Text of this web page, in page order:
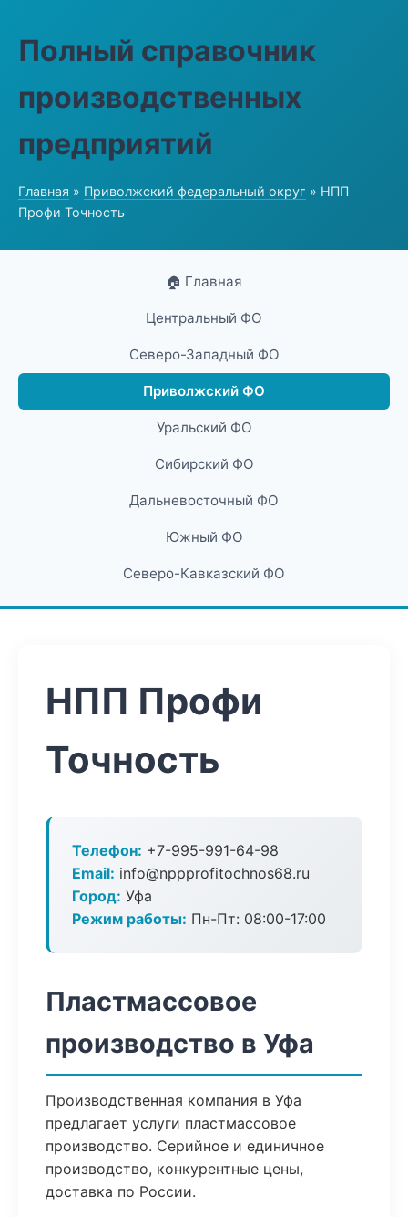
Полный справочник
производственных
предприятий
Главная » Приволжский федеральный округ » НПП
Профи Точность
🏠 Главная
Центральный ФО
Северо-Западный ФО
Приволжский ФО
Уральский ФО
Сибирский ФО
Дальневосточный ФО
Южный ФО
Северо-Кавказский ФО
НПП Профи
Точность
Телефон: +7-995-991-64-98
Email: info@nppprofitochnos68.ru
Город: Уфа
Режим работы: Пн-Пт: 08:00-17:00
Пластмассовое
производство в Уфа
Производственная компания в Уфа
предлагает услуги пластмассовое
производство. Серийное и единичное
производство, конкурентные цены,
доставка по России.